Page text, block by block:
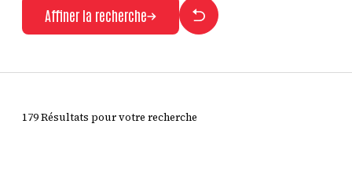
Affiner la recherche
179 Résultats pour votre recherche